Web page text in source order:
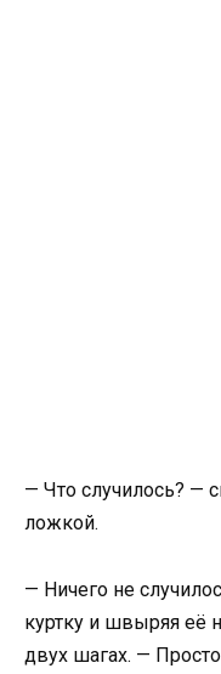
— Что случилось? —
ложкой.
— Ничего не
куртку и швыряя её
двух шагах. —